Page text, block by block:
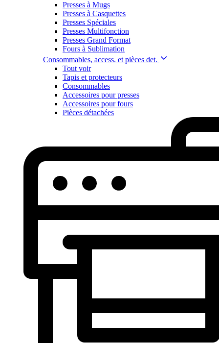
Presses à Mugs
Presses à Casquettes
Presses Spéciales
Presses Multifonction
Presses Grand Format
Fours à Sublimation
Consommables, access. et pièces det.
Tout voir
Tapis et protecteurs
Consommables
Accessoires pour presses
Accessoires pour fours
Pièces détachées